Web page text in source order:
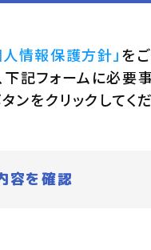
人情報保護方針」を
記フォームに必要
ンをクリックしてくだ
容を確認